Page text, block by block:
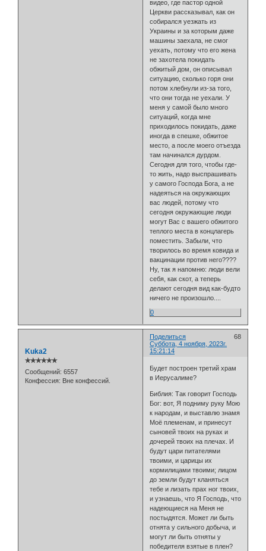
видео, где пастор одной
Церкви рассказывал, как он
собирался уезжать из
Украины и за которым даже
машины заехала, не смог
уехать, потому что его жена
не захотела покидать
обжитый дом, он описывал
ситуацию, сколько горя они
потом хлебнули из-за того,
что они тогда не уехали. У
меня у самой было много
ситуаций, когда мне
приходилось покидать, даже
иногда в спешке, обжитое
место, a после моего отъезда
там начинался дурдом.
Сегодня для того, чтобы где-
то жить, надо выспрашивать
у самого Господа Бога, а не
надеяться на окружающих
вас людей, потому что
сегодня окружающие люди
могут Вас с вашего обжитого
теплого места в концлагерь
поместить. Забыли, что
творилось во время ковида и
вакцинации против него????
Ну, так я напомню: люди вели
себя, как скот, а теперь
делают сегодня вид как-бyдто
ничего не произошло....
0
Поделиться
68
Суббота, 4 ноября, 2023г.
15:21:14
Kuka2
✯✯✯✯✯✯
Сообщений: 6557
Конфессия: Вне конфессий.
Будет построен третий храм
в Иерусалиме?
Библия: Так говорит Господь
Бог: вот, Я подниму руку Мою
к народам, и выставлю знамя
Моё племенам, и принесут
сыновей твоих на руках и
дочерей твоих на плечах. И
будут цари питателями
твоими, и царицы их
кормилицами твоими; лицом
до земли будут кланяться
тебе и лизать прах ног твоих,
и узнаешь, что Я Господь, что
надеющиеся на Меня не
постыдятся. Может ли быть
отнята у сильного добыча, и
могут ли быть отняты у
победителя взятые в плен?